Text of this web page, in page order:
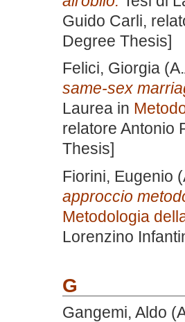
Guido Carli,
Degree Thesis]
Felici, Giorgia
same-sex
Laurea in
relatore Antonio
Thesis]
Fiorini, Eugenio
approccio
Metodologia
Lorenzino
G
Gangemi, Aldo